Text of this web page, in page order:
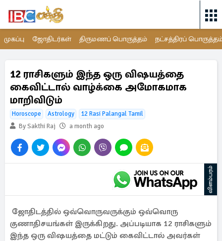
முகப்பு ஜோதிடர்கள் திருமணப் பொருத்தம் நட்சத்திரப்
12 ராசிகளும் இந்த ஒரு விஷயத்தை
கைவிட்டால் வாழ்க்கை அமோகமாக
மாறிவிடும்
Horoscope Astrology
12 Rasi Palangal Tamil
By Sakthi Raj
a month ago
விளம்பரம்
ஜோதிடத்தில் ஒவ்வொருவருக்கும் ஒவ்வொரு
குணாதிசயங்கள் இருக்கிறது. அப்படியாக 12 ராசிகளும்
இந்த ஒரு விஷயத்தை மட்டும் கைவிட்டால் அவர்கள்